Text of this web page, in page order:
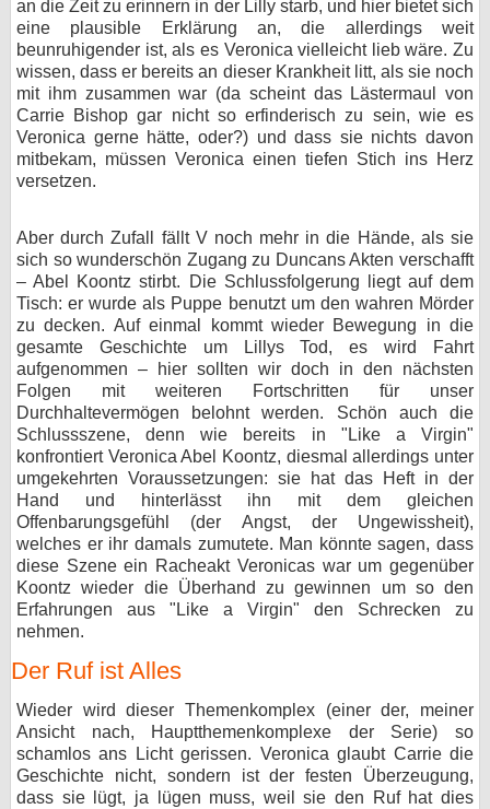
an die Zeit zu erinnern in der Lilly starb, und hier bietet sich
eine plausible Erklärung an, die allerdings weit
beunruhigender ist, als es Veronica vielleicht lieb wäre. Zu
wissen, dass er bereits an dieser Krankheit litt, als sie noch
mit ihm zusammen war (da scheint das Lästermaul von
Carrie Bishop gar nicht so erfinderisch zu sein, wie es
Veronica gerne hätte, oder?) und dass sie nichts davon
mitbekam, müssen Veronica einen tiefen Stich ins Herz
versetzen.
Aber durch Zufall fällt V noch mehr in die Hände, als sie
sich so wunderschön Zugang zu Duncans Akten verschafft
– Abel Koontz stirbt. Die Schlussfolgerung liegt auf dem
Tisch: er wurde als Puppe benutzt um den wahren Mörder
zu decken. Auf einmal kommt wieder Bewegung in die
gesamte Geschichte um Lillys Tod, es wird Fahrt
aufgenommen – hier sollten wir doch in den nächsten
Folgen mit weiteren Fortschritten für unser
Durchhaltevermögen belohnt werden. Schön auch die
Schlussszene, denn wie bereits in "Like a Virgin"
konfrontiert Veronica Abel Koontz, diesmal allerdings unter
umgekehrten Voraussetzungen: sie hat das Heft in der
Hand und hinterlässt ihn mit dem gleichen
Offenbarungsgefühl (der Angst, der Ungewissheit),
welches er ihr damals zumutete. Man könnte sagen, dass
diese Szene ein Racheakt Veronicas war um gegenüber
Koontz wieder die Überhand zu gewinnen um so den
Erfahrungen aus "Like a Virgin" den Schrecken zu
nehmen.
Der Ruf ist Alles
Wieder wird dieser Themenkomplex (einer der, meiner
Ansicht nach, Hauptthemenkomplexe der Serie) so
schamlos ans Licht gerissen. Veronica glaubt Carrie die
Geschichte nicht, sondern ist der festen Überzeugung,
dass sie lügt, ja lügen muss, weil sie den Ruf hat dies